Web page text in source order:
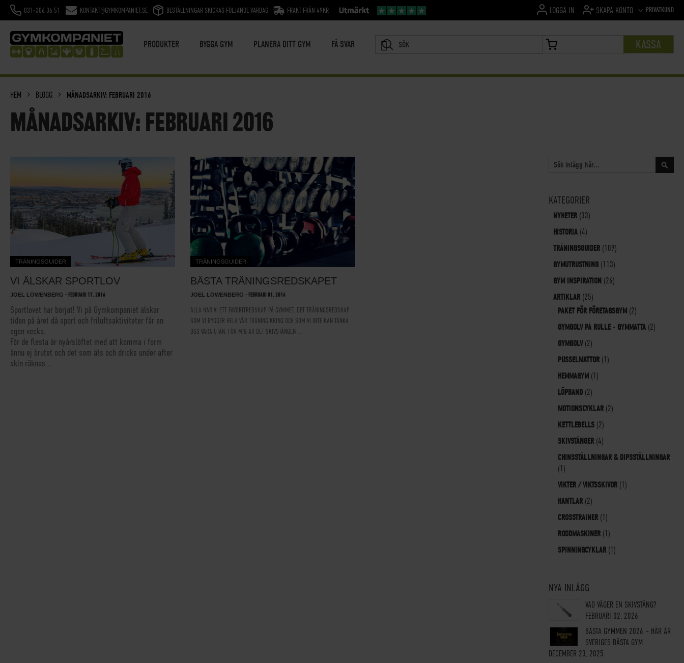
HOPPA
INNEHÅLL
SPRÅKPRIVATKUND
LOGGA IN SKAPA KONTO
031-306 36 51 KONTAKT@GYMKOMPANIET.SE BESTÄLLNINGAR SKICKAS FÖLJANDE VARDAG FRAKT FRÅN 49KR
PRODUKTER BYGGA GYM PLANERA DITT GYM FÅ SVAR MIN VARUKORG KASSA
HEM BLOGG MÅNADSARKIV: FEBRUARI 2016
MÅNADSARKIV: FEBRUARI 2016
TRÄNINGSGUIDER
VI ÄLSKAR SPORTLOV
JOEL LÖWENBERG - FEBRUARI 17, 2016
Sportlovet har börjat! Vi på Gymkompaniet älskar
tiden på året då sport och friluftsaktiviteter får en
egen vecka.
För de flesta är nyårslöftet med att komma i form
ännu ej brutet och det som äts och dricks under after
skin räknas …
TRÄNINGSGUIDER
BÄSTA TRÄNINGSREDSKAPET
JOEL LÖWENBERG - FEBRUARI 01, 2016
ALLA HAR VI ETT FAVORITREDSKAP PÅ GYMMET. DET TRÄNINGSREDSKAP
SOM VI BYGGER HELA VÅR TRÄNING KRING OCH SOM VI INTE KAN TÄNKA
OSS VARA UTAN. FÖR MIG ÄR DET SKIVSTÅNGEN …
SÖK
KATEGORIER
NYHETER (33)
HISTORIA (4)
TRÄNINGSGUIDER (109)
GYMUTRUSTNING (113)
GYM INSPIRATION (26)
ARTIKLAR (25)
PAKET FÖR FÖRETAGSGYM (2)
GYMGOLV PÅ RULLE - GYMMATTA (2)
GYMGOLV(2)
PUSSELMATTOR (1)
HEMMAGYM (1)
LÖPBAND (2)
MOTIONSCYKLAR (2)
KETTLEBELLS (2)
SKIVSTÄNGER (4)
CHINSSTÄLLNINGAR & DIPSSTÄLLNINGAR
(1)
VIKTER / VIKTSSKIVOR (1)
HANTLAR (2)
CROSSTRAINER (1)
RODDMASKINER (1)
SPINNINGCYKLAR (1)
NYA INLÄGG
VAD VÄGER EN SKIVSTÅNG?
FEBRUARI 02, 2026
BÄSTA GYMMEN 2026 – HÄR ÄR
SVERIGES BÄSTA GYM
DECEMBER 23, 2025